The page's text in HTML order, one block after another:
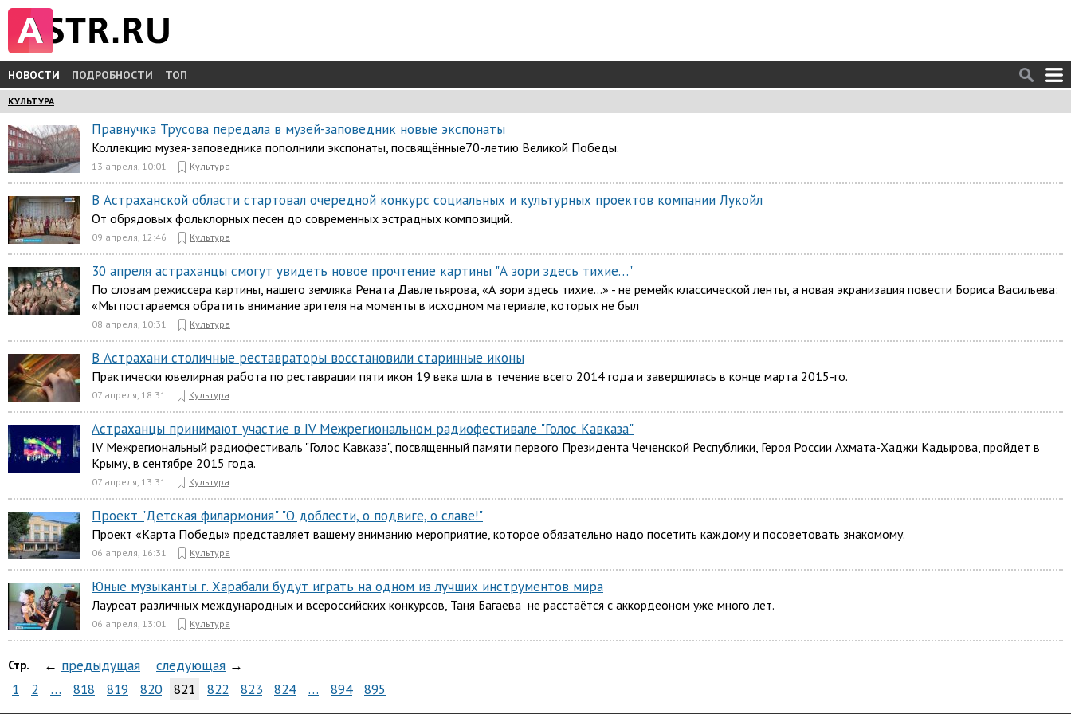
НОВОСТИ ПОДРОБНОСТИ ТОП
КУЛЬТУРА
Правнучка Трусова передала в музей-заповедник новые экспонаты
Коллекцию музея-заповедника пополнили экспонаты, посвящённые70-летию Великой Победы.
13 апреля, 10:01 Культура
В Астраханской области стартовал очередной конкурс социальных и культурных проектов компании Лукойл
От обрядовых фольклорных песен до современных эстрадных композиций.
09 апреля, 12:46 Культура
30 апреля астраханцы смогут увидеть новое прочтение картины "А зори здесь тихие…"
По словам режиссера картины, нашего земляка Рената Давлетьярова, «А зори здесь тихие…» - не ремейк классической ленты, а новая экранизация повести Бориса Васильева:
«Мы постараемся обратить внимание зрителя на моменты в исходном материале, которых не был
08 апреля, 10:31 Культура
В Астрахани столичные реставраторы восстановили старинные иконы
Практически ювелирная работа по реставрации пяти икон 19 века шла в течение всего 2014 года и завершилась в конце марта 2015-го.
07 апреля, 18:31 Культура
Астраханцы принимают участие в IV Межрегиональном радиофестивале "Голос Кавказа"
IV Межрегиональный радиофестиваль "Голос Кавказа", посвященный памяти первого Президента Чеченской Республики, Героя России Ахмата-Хаджи Кадырова, пройдет в
Крыму, в сентябре 2015 года.
07 апреля, 13:31 Культура
Проект "Детская филармония" "О доблести, о подвиге, о славе!"
Проект «Карта Победы» представляет вашему вниманию мероприятие, которое обязательно надо посетить каждому и посоветовать знакомому.
06 апреля, 16:31 Культура
Юные музыканты г. Харабали будут играть на одном из лучших инструментов мира
Лауреат различных международных и всероссийских конкурсов, Таня Багаева не расстаётся с аккордеоном уже много лет.
06 апреля, 13:01 Культура
Стр. ← предыдущая следующая →
1
2 … 818 819 820 821 822 823 824 … 894 895